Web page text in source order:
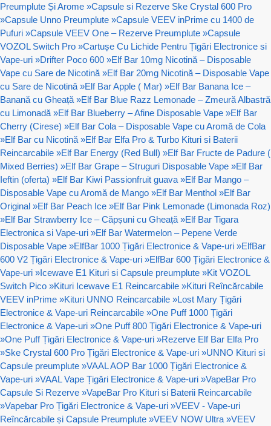
Preumplute Și Arome »Capsule si Rezerve Ske Crystal 600 Pro
»Capsule Unno Preumplute »Capsule VEEV inPrime cu 1400 de
Pufuri »Capsule VEEV One – Rezerve Preumplute »Capsule
VOZOL Switch Pro »Cartușe Cu Lichide Pentru Țigări Electronice si
Vape-uri »Drifter Poco 600 »Elf Bar 10mg Nicotină – Disposable
Vape cu Sare de Nicotină »Elf Bar 20mg Nicotină – Disposable Vape
cu Sare de Nicotină »Elf Bar Apple ( Mar) »Elf Bar Banana Ice –
Banană cu Gheață »Elf Bar Blue Razz Lemonade – Zmeură Albastră
cu Limonadă »Elf Bar Blueberry – Afine Disposable Vape »Elf Bar
Cherry (Cirese) »Elf Bar Cola – Disposable Vape cu Aromă de Cola
»Elf Bar cu Nicotină »Elf Bar Elfa Pro & Turbo Kituri si Baterii
Reincarcabile »Elf Bar Energy (Red Bull) »Elf Bar Fructe de Padure (
Mixed Berries) »Elf Bar Grape – Struguri Disposable Vape »Elf Bar
Ieftin (oferta) »Elf Bar Kiwi Passionfruit guava »Elf Bar Mango –
Disposable Vape cu Aromă de Mango »Elf Bar Menthol »Elf Bar
Original »Elf Bar Peach Ice »Elf Bar Pink Lemonade (Limonada Roz)
»Elf Bar Strawberry Ice – Căpșuni cu Gheață »Elf Bar Tigara
Electronica si Vape-uri »Elf Bar Watermelon – Pepene Verde
Disposable Vape »ElfBar 1000 Țigări Electronice & Vape-uri »ElfBar
600 V2 Țigări Electronice & Vape-uri »ElfBar 600 Țigări Electronice &
Vape-uri »Icewave E1 Kituri si Capsule preumplute »Kit VOZOL
Switch Pico »Kituri Icewave E1 Reincarcabile »Kituri Reîncărcabile
VEEV inPrime »Kituri UNNO Reincarcabile »Lost Mary Țigări
Electronice & Vape-uri Reincarcabile »One Puff 1000 Țigări
Electronice & Vape-uri »One Puff 800 Țigări Electronice & Vape-uri
»One Puff Țigări Electronice & Vape-uri »Rezerve Elf Bar Elfa Pro
»Ske Crystal 600 Pro Țigări Electronice & Vape-uri »UNNO Kituri si
Capsule preumplute »VAAL AOP Bar 1000 Țigări Electronice &
Vape-uri »VAAL Vape Țigări Electronice & Vape-uri »VapeBar Pro
Capsule Si Rezerve »VapeBar Pro Kituri si Baterii Reincarcabile
»Vapebar Pro Țigări Electronice & Vape-uri »VEEV - Vape-uri
Reîncărcabile și Capsule Preumplute »VEEV NOW Ultra »VEEV